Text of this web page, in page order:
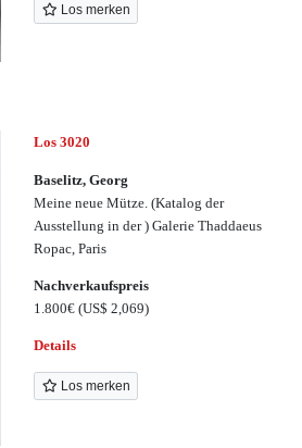
Los merken
Los 3020
Baselitz, Georg
Meine neue Mütze. (Katalog der
Ausstellung in der ) Galerie Thaddaeus
Ropac, Paris
Nachverkaufspreis
1.800€(US$ 2,069)
Details
Los merken